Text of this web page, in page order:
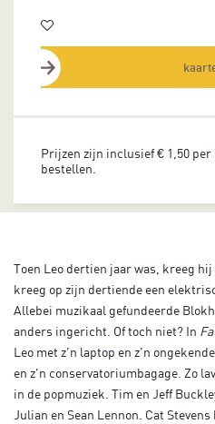
Prijzen zijn inclusief € 1,50
bestellen.
Toen Leo dertien jaar was, kreeg
kreeg op zijn dertiende een
Allebei muzikaal gefundeerde
anders ingericht. Of toch niet? In
Leo met z’n laptop en z’n
en z’n conservatoriumbagage. Zo
in de popmuziek. Tim en Jeff
Julian en Sean Lennon. Cat